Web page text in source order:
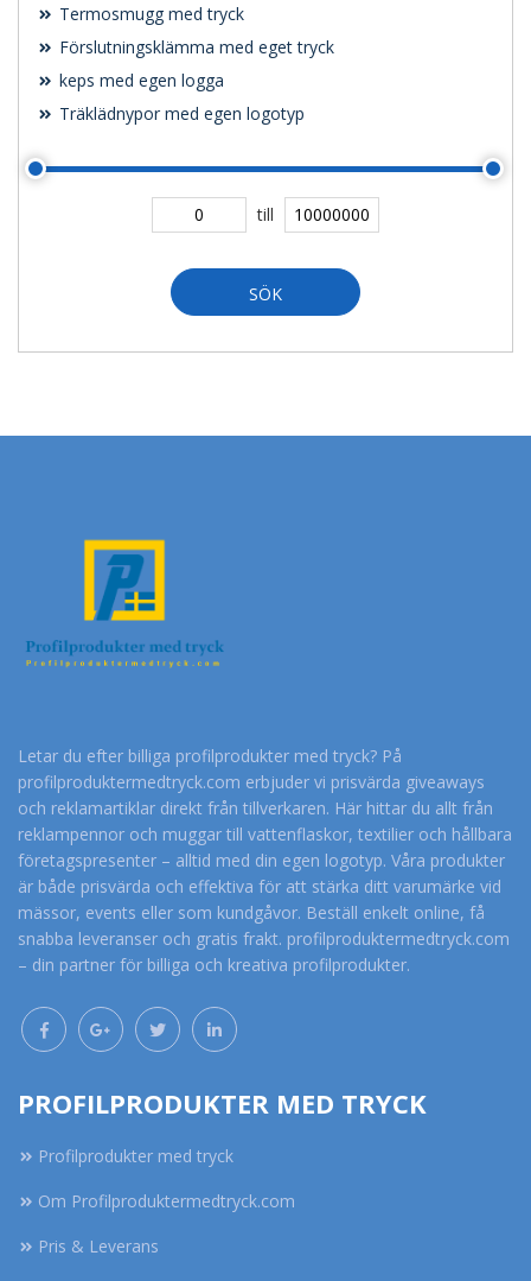
Termosmugg med tryck
Förslutningsklämma med eget tryck
keps med egen logga
Träklädnypor med egen logotyp
till
SÖK
Letar du efter billiga profilprodukter med tryck? På
profilproduktermedtryck.com erbjuder vi prisvärda giveaways
och reklamartiklar direkt från tillverkaren. Här hittar du allt från
reklampennor och muggar till vattenflaskor, textilier och hållbara
företagspresenter – alltid med din egen logotyp. Våra produkter
är både prisvärda och effektiva för att stärka ditt varumärke vid
mässor, events eller som kundgåvor. Beställ enkelt online, få
snabba leveranser och gratis frakt. profilproduktermedtryck.com
– din partner för billiga och kreativa profilprodukter.
PROFILPRODUKTER MED TRYCK
Profilprodukter med tryck
Om Profilproduktermedtryck.com
Pris & Leverans